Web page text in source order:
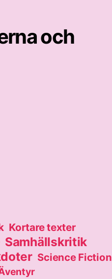
och
Kortare texter
Samhällskritik
Science Fiction